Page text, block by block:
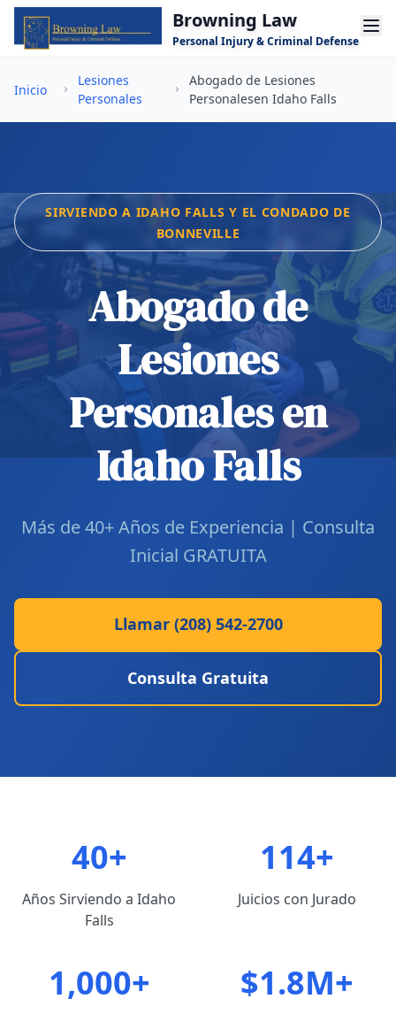
Saltar al contenido principalBrowning Law
Personal Injury & Criminal Defense
Inicio
Lesiones
Personales
Abogado de Lesiones
Personalesen Idaho Falls
SIRVIENDO A IDAHO FALLS Y EL CONDADO DE
BONNEVILLE
Abogado de
Lesiones
Personales en
Idaho Falls
Más de 40+ Años de Experiencia | Consulta
Inicial GRATUITA
Llamar (208) 542-2700
Consulta Gratuita
40+
Años Sirviendo a Idaho
Falls
114+
Juicios con Jurado
1,000+ $1.8M+